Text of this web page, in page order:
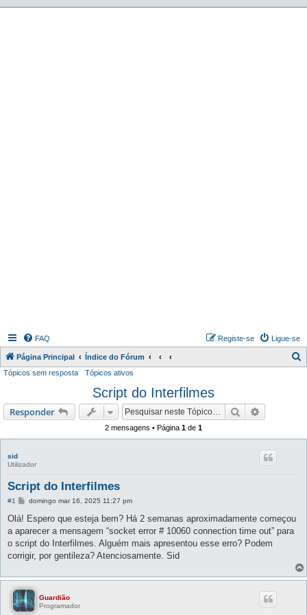
FAQ Ligue-se
Registe-se
Página Principal Índice do Fórum
i
Tópicos sem resposta Tópicos ativos
Script do Interfilmes
Responder Pesquisar
2 mensagens • Página 1 de 1
sid
Utilizador
Script do Interfilmes
#1
M
n
a
g
e
m
domingo mar 16, 2025 11:27 pm
Olá! Espero que esteja bem? Há 2 semanas aproximadamente começou
a aparecer a mensagem “socket error # 10060 connection time out” para
o script do Interfilmes. Alguém mais apresentou esse erro? Podem
corrigir, por gentileza? Atenciosamente. Sid
Guardião
Programador